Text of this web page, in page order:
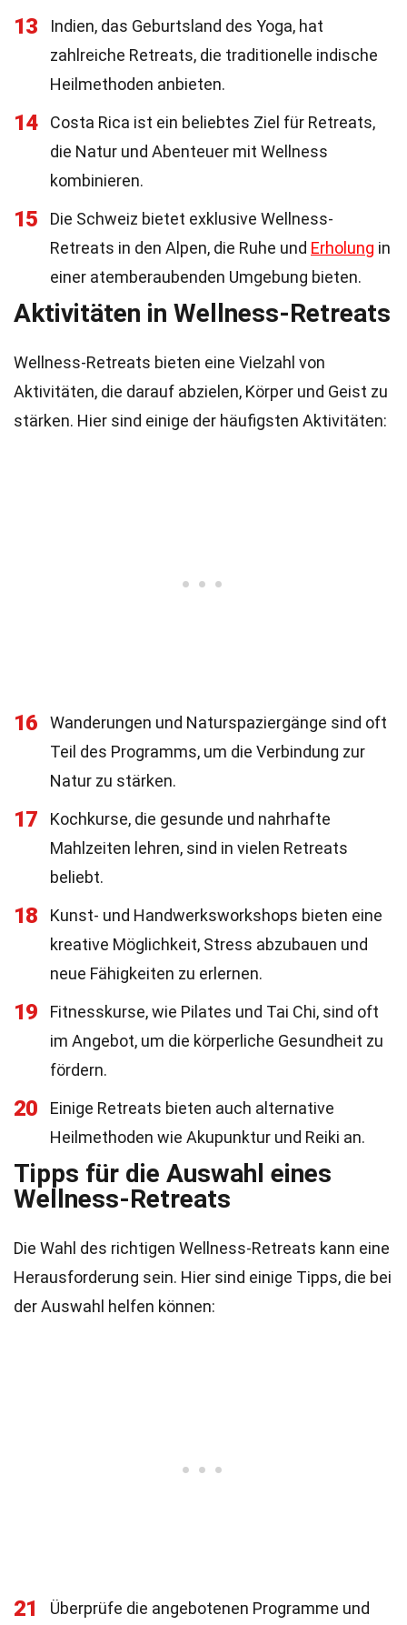
13
Indien, das Geburtsland des Yoga, hat
zahlreiche Retreats, die traditionelle indische
Heilmethoden anbieten.
14
Costa Rica ist ein beliebtes Ziel für Retreats,
die Natur und Abenteuer mit Wellness
kombinieren.
15
Die Schweiz bietet exklusive Wellness-
Retreats in den Alpen, die Ruhe und Erholung in
einer atemberaubenden Umgebung bieten.
Aktivitäten in Wellness-Retreats
Wellness-Retreats bieten eine Vielzahl von
Aktivitäten, die darauf abzielen, Körper und Geist zu
stärken. Hier sind einige der häufigsten Aktivitäten:
16
Wanderungen und Naturspaziergänge sind oft
Teil des Programms, um die Verbindung zur
Natur zu stärken.
17
Kochkurse, die gesunde und nahrhafte
Mahlzeiten lehren, sind in vielen Retreats
beliebt.
18
Kunst- und Handwerksworkshops bieten eine
kreative Möglichkeit, Stress abzubauen und
neue Fähigkeiten zu erlernen.
19
Fitnesskurse, wie Pilates und Tai Chi, sind oft
im Angebot, um die körperliche Gesundheit zu
fördern.
20
Einige Retreats bieten auch alternative
Heilmethoden wie Akupunktur und Reiki an.
Tipps für die Auswahl eines
Wellness-Retreats
Die Wahl des richtigen Wellness-Retreats kann eine
Herausforderung sein. Hier sind einige Tipps, die bei
der Auswahl helfen können:
21 Überprüfe die angebotenen Programme und